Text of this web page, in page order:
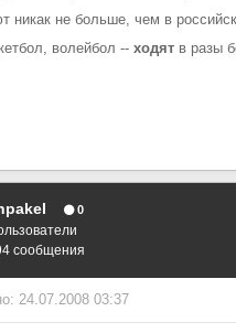
никак не больше, чем в
волейбол -- ходят в разы
0
сообщения
24.07.2008 03:37